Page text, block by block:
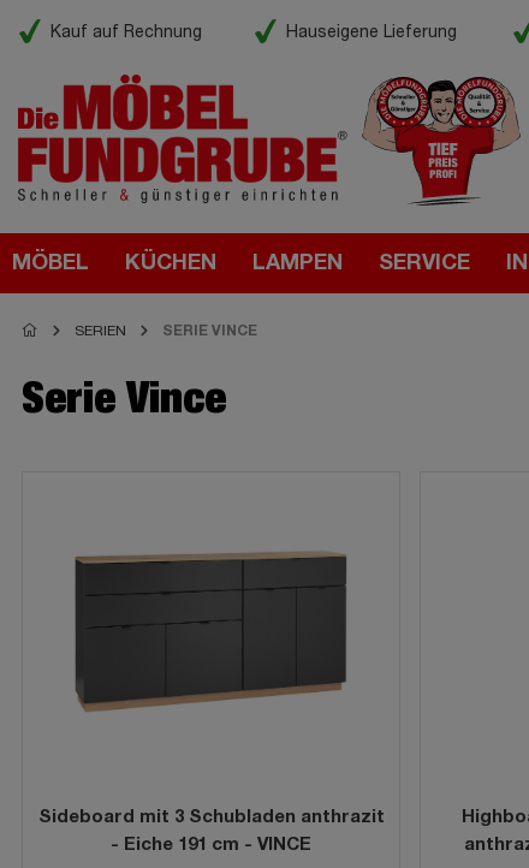
Kauf auf Rechnung Hauseigene Lieferung
MÖBEL KÜCHEN LAMPEN SERVICE
SERIEN SERIE VINCE
Serie Vince
Sideboard mit 3 Schubladen anthrazit
- Eiche 191 cm - VINCE